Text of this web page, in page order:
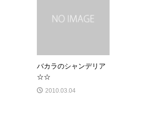
バカラのシャンデリア
☆☆
2010.03.04